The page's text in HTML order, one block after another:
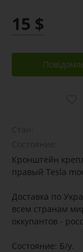
15 $
Кронштейн
правый Tesla
Доставка по
всем странам
оккупантов -
Состояние: Б/у.